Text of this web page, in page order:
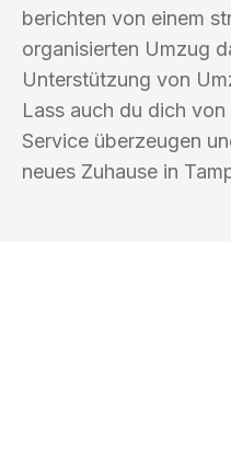
berichten von einem
organisierten Umzug
Unterstützung von
Lass auch du dich
Service überzeugen
neues Zuhause in